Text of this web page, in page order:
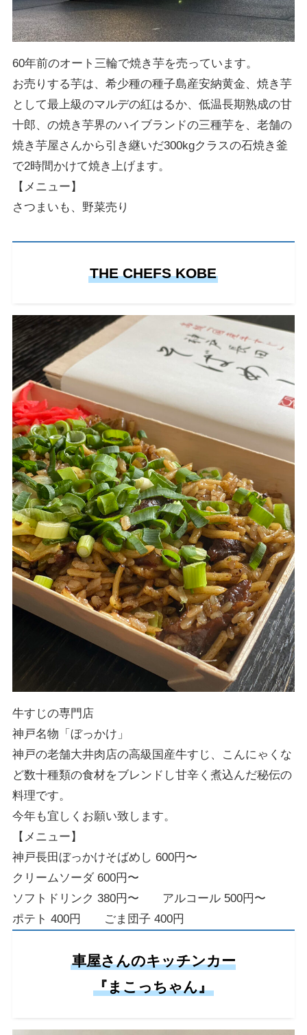
60年前のオート三輪で焼き芋を売っています。
お売りする芋は、希少種の種子島産安納黄金、焼き芋
として最上級のマルデの紅はるか、低温長期熟成の甘
十郎、の焼き芋界のハイブランドの三種芋を、老舗の
焼き芋屋さんから引き継いだ300kgクラスの石焼き釜
で2時間かけて焼き上げます。
【メニュー】
さつまいも、野菜売り
THE CHEFS KOBE
牛すじの専門店
神戸名物「ぼっかけ」
神戸の老舗大井肉店の高級国産牛すじ、こんにゃくな
ど数十種類の食材をブレンドし甘辛く煮込んだ秘伝の
料理です。
今年も宜しくお願い致します。
【メニュー】
神戸長田ぼっかけそばめし 600円〜
クリームソーダ 600円〜
ソフトドリンク 380円〜 アルコール 500円〜
ポテト 400円 ごま団子 400円
車屋さんのキッチンカー
『まこっちゃん』